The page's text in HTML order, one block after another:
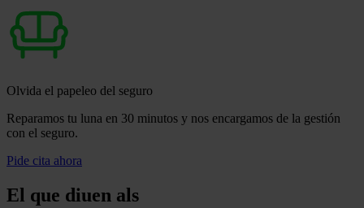
Olvida el papeleo del seguro
Reparamos tu luna en 30 minutos y nos encargamos de la gestión
con el seguro.
Pide cita ahora
El que diuen als